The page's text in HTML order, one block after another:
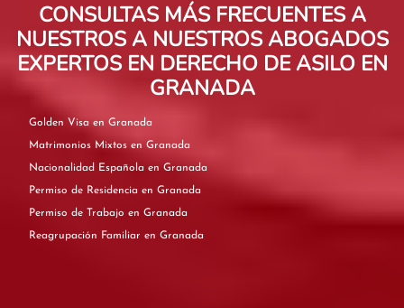
CONSULTAS MÁS FRECUENTES A
NUESTROS A NUESTROS ABOGADOS
EXPERTOS EN DERECHO DE ASILO EN
GRANADA
Golden Visa en Granada
Matrimonios Mixtos en Granada
Nacionalidad Española en Granada
Permiso de Residencia en Granada
Permiso de Trabajo en Granada
Reagrupación Familiar en Granada